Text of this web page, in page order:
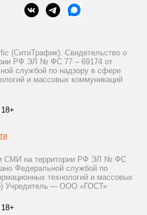
(СитиТрафик). Свидетельство о
РФ ЭЛ № ФС 77 – 69174 от
службой по надзору в сфере
и массовых коммуникаций
СМИ на территории РФ ЭЛ № ФС
Федеральной службой по
технологий и массовых
Учредитель — ООО «ГОСТ»